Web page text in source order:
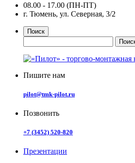
08.00 - 17.00 (ПН-ПТ)
г. Тюмень, ул. Северная, 3/2
Поиск
Пишите нам
pilot@tmk-pilot.ru
Позвонить
+7 (3452) 520-820
Презентации